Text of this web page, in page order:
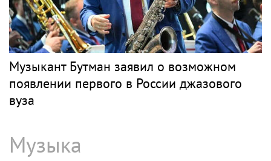
Музыкант Бутман заявил о возможном
появлении первого в России джазового
вуза
Музыка